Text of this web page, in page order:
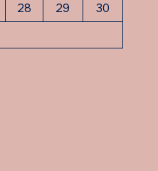
28 29
30